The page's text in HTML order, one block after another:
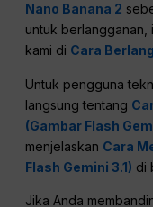
Nano Banana 2
untuk berlangganan,
kami di Cara
Untuk pengguna
langsung tentang
(Gambar Flash
menjelaskan Cara
Flash Gemini 3.1) di
Jika Anda